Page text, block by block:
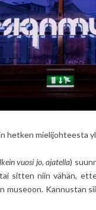
hetken mielijohteesta
vuosi jo, ajatella)
sitten niin vähän,
museoon. Kannustan